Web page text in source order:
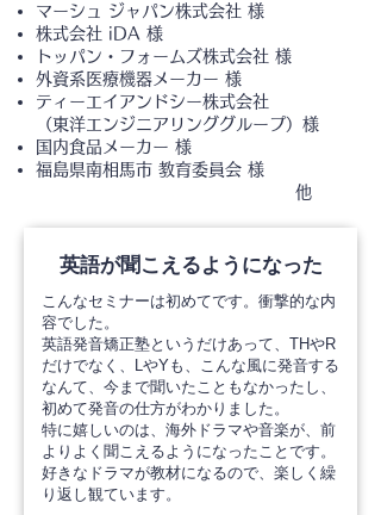
マーシュ ジャパン株式会社 様
株式会社 iDA 様
トッパン・フォームズ株式会社 様
外資系医療機器メーカー 様
ティーエイアンドシー株式会社
（東洋エンジニアリンググループ）様
国内食品メーカー 様
福島県南相馬市 教育委員会 様
他
英語が聞こえるようになった
こんなセミナーは初めてです。衝撃的な内
容でした。
英語発音矯正塾というだけあって、THやR
だけでなく、LやYも、こんな風に発音する
なんて、今まで聞いたこともなかったし、
初めて発音の仕方がわかりました。
特に嬉しいのは、海外ドラマや音楽が、前
よりよく聞こえるようになったことです。
好きなドラマが教材になるので、楽しく繰
り返し観ています。